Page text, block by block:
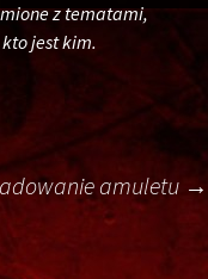
z tematami,
jest kim.
amuletu →